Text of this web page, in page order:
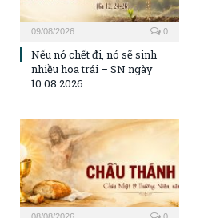
09/08/2026 0
Nếu nó chết đi, nó sẽ sinh
nhiều hoa trái – SN ngày
10.08.2026